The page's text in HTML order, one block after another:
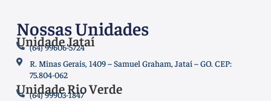
Nossas Unidades
Unidade Jataí
(64) 99606-5724
R. Minas Gerais, 1409 – Samuel Graham, Jataí – GO. CEP:
75.804-062
Unidade Rio Verde
(64) 99903-1847